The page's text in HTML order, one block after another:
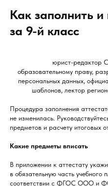
Как заполнить
за 9-й класс
юрист-редактор
образовательному праву,
персональных данных,
шаблонов, лектор
Процедура заполнения
не изменилась.
предметов и расчету итоговых
Какие предметы вписать
В приложении к аттестату
в обязательную часть
соответствии с ФГОС ООО и